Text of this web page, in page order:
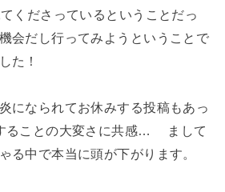
くださっているということだっ
会だし行ってみようということで
た！
になられてお休みする投稿もあっ
ることの大変さに共感… まして
る中で本当に頭が下がります。